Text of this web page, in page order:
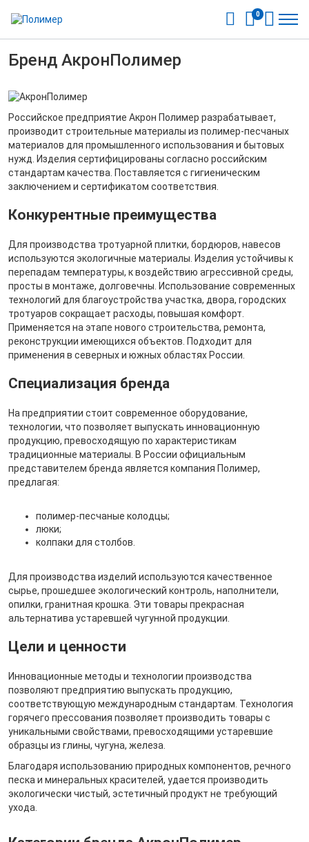
0
Бренд АкронПолимер
Российское предприятие Акрон Полимер разрабатывает,
производит строительные материалы из полимер-песчаных
материалов для промышленного использования и бытовых
нужд. Изделия сертифицированы согласно российским
стандартам качества. Поставляется с гигиеническим
заключением и сертификатом соответствия.
Конкурентные преимущества
Для производства тротуарной плитки, бордюров, навесов
используются экологичные материалы. Изделия устойчивы к
перепадам температуры, к воздействию агрессивной среды,
просты в монтаже, долговечны. Использование современных
технологий для благоустройства участка, двора, городских
тротуаров сокращает расходы, повышая комфорт.
Применяется на этапе нового строительства, ремонта,
реконструкции имеющихся объектов. Подходит для
применения в северных и южных областях России.
Специализация бренда
На предприятии стоит современное оборудование,
технологии, что позволяет выпускать инновационную
продукцию, превосходящую по характеристикам
традиционные материалы. В России официальным
представителем бренда является компания Полимер,
предлагая:
полимер-песчаные колодцы;
люки;
колпаки для столбов.
Для производства изделий используются качественное
сырье, прошедшее экологический контроль, наполнители,
опилки, гранитная крошка. Эти товары прекрасная
альтернатива устаревшей чугунной продукции.
Цели и ценности
Инновационные методы и технологии производства
позволяют предприятию выпускать продукцию,
соответствующую международным стандартам. Технология
горячего прессования позволяет производить товары с
уникальными свойствами, превосходящими устаревшие
образцы из глины, чугуна, железа.
Благодаря использованию природных компонентов, речного
песка и минеральных красителей, удается производить
экологически чистый, эстетичный продукт не требующий
ухода.